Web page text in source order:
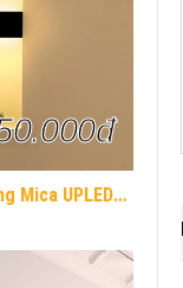
Mica UPLED